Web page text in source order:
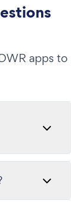
apps to